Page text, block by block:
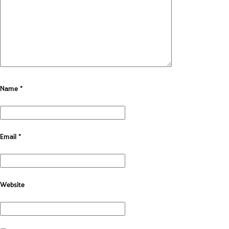
Name*
Email*
Website